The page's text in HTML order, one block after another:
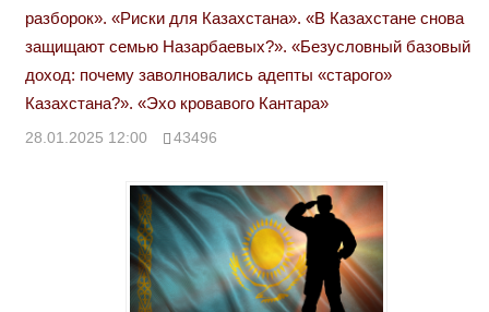
разборок». «Риски для Казахстана». «В Казахстане снова
защищают семью Назарбаевых?». «Безусловный базовый
доход: почему заволновались адепты «старого»
Казахстана?». «Эхо кровавого Кантара»
28.01.2025 12:00 43496